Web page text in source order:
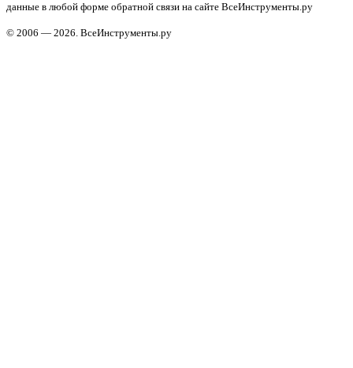
данные в любой форме обратной связи на сайте ВсеИнструменты.ру
© 2006 — 2026. ВсеИнструменты.ру